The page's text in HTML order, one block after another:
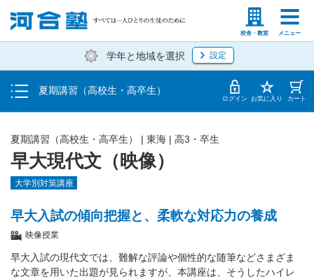
校舎・教室 メニュー
塾生の方 高等学校の先生
学年と地域を選択 設定
夏期講習（高校生・高卒生）
受講料・お申し込み方法
受講開始までの流れ
校舎・教室一覧 ログイン お気に入り カート
早大現代文（映像）
夏期講習（高校生・高卒生） | 東海 | 高3・卒生
大学別対策講座
早大入試の傾向把握と、柔軟な対応力の養成
映像授業
早大入試の現代文では、難解な評論や個性的な随筆などさまざま
な文章を用いた出題が見られますが、本講座は、そうしたハイレ